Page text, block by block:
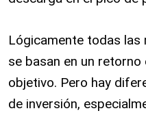
Lógicamente todas las
se basan en un
objetivo. Pero hay
de inversión,